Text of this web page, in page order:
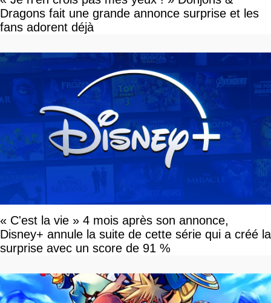
Dragons fait une grande annonce surprise et les
fans adorent déjà
« C'est la vie » 4 mois après son annonce,
Disney+ annule la suite de cette série qui a créé la
surprise avec un score de 91 %